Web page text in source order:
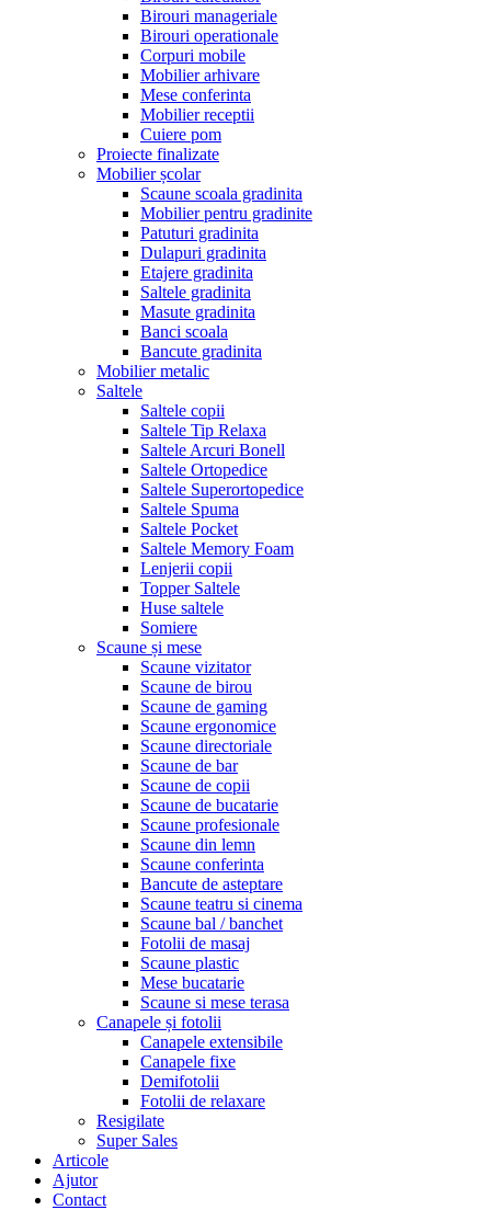
Birouri manageriale
Birouri operationale
Corpuri mobile
Mobilier arhivare
Mese conferinta
Mobilier receptii
Cuiere pom
Proiecte finalizate
Mobilier școlar
Scaune scoala gradinita
Mobilier pentru gradinite
Patuturi gradinita
Dulapuri gradinita
Etajere gradinita
Saltele gradinita
Masute gradinita
Banci scoala
Bancute gradinita
Mobilier metalic
Saltele
Saltele copii
Saltele Tip Relaxa
Saltele Arcuri Bonell
Saltele Ortopedice
Saltele Superortopedice
Saltele Spuma
Saltele Pocket
Saltele Memory Foam
Lenjerii copii
Topper Saltele
Huse saltele
Somiere
Scaune și mese
Scaune vizitator
Scaune de birou
Scaune de gaming
Scaune ergonomice
Scaune directoriale
Scaune de bar
Scaune de copii
Scaune de bucatarie
Scaune profesionale
Scaune din lemn
Scaune conferinta
Bancute de asteptare
Scaune teatru si cinema
Scaune bal / banchet
Fotolii de masaj
Scaune plastic
Mese bucatarie
Scaune si mese terasa
Canapele și fotolii
Canapele extensibile
Canapele fixe
Demifotolii
Fotolii de relaxare
Resigilate
Super Sales
Articole
Ajutor
Contact